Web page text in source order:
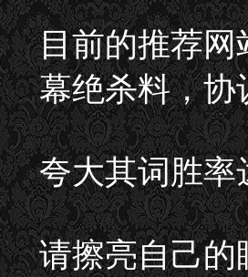
目前的推荐网
幕绝杀料，协
夸大其词胜率
请擦亮自己的